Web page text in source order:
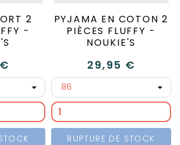
2
-
PYJAMA EN COTON 2
PIÈCES FLUFFY -
NOUKIE'S
29,95 €
RUPTURE DE STOCK